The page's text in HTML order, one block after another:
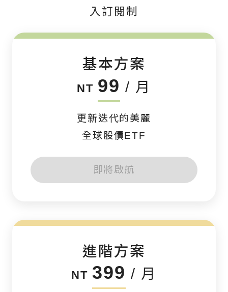
入訂閱制
基本方案
NT 99 / 月
更新迭代的美麗
全球股債ETF
即將啟航
進階方案
NT 399 / 月